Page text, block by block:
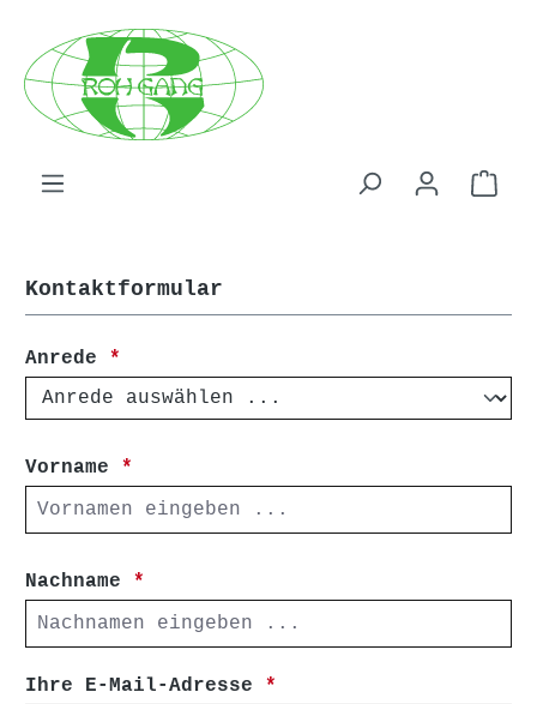
Zum Hauptinhalt springen
Kontaktformular
Anrede *
Vorname *
Nachname *
Ihre E-Mail-Adresse *